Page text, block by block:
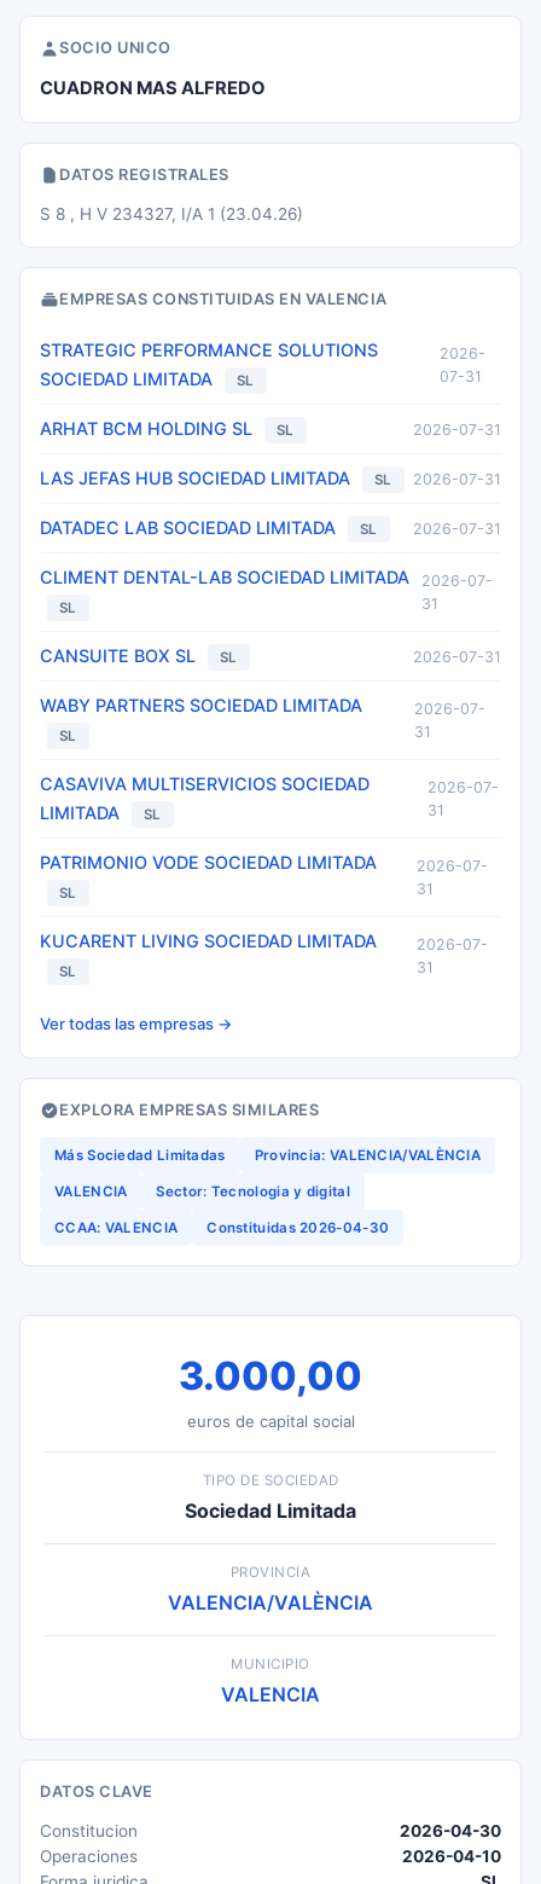
SOCIO UNICO
CUADRON MAS ALFREDO
DATOS REGISTRALES
S 8 , H V 234327, I/A 1 (23.04.26)
EMPRESAS CONSTITUIDAS EN VALENCIA
STRATEGIC PERFORMANCE SOLUTIONS
SOCIEDAD LIMITADA
SL
2026-
07-31
ARHAT BCM HOLDING SL SL 2026-07-31
LAS JEFAS HUB SOCIEDAD LIMITADA SL 2026-07-31
DATADEC LAB SOCIEDAD LIMITADA SL 2026-07-31
CLIMENT DENTAL-LAB SOCIEDAD LIMITADA
SL
2026-07-
31
CANSUITE BOX SL SL 2026-07-31
WABY PARTNERS SOCIEDAD LIMITADA
SL
2026-07-
31
CASAVIVA MULTISERVICIOS SOCIEDAD
LIMITADA
SL
2026-07-
31
PATRIMONIO VODE SOCIEDAD LIMITADA
SL
2026-07-
31
KUCARENT LIVING SOCIEDAD LIMITADA
SL
2026-07-
31
Ver todas las empresas →
EXPLORA EMPRESAS SIMILARES
Más Sociedad Limitadas Provincia: VALENCIA/VALÈNCIA
VALENCIA Sector: Tecnologia y digital
CCAA: VALENCIA Constituidas 2026-04-30
3.000,00
euros de capital social
TIPO DE SOCIEDAD
Sociedad Limitada
PROVINCIA
VALENCIA/VALÈNCIA
MUNICIPIO
VALENCIA
DATOS CLAVE
Constitucion
2026-04-30
Operaciones
2026-04-10